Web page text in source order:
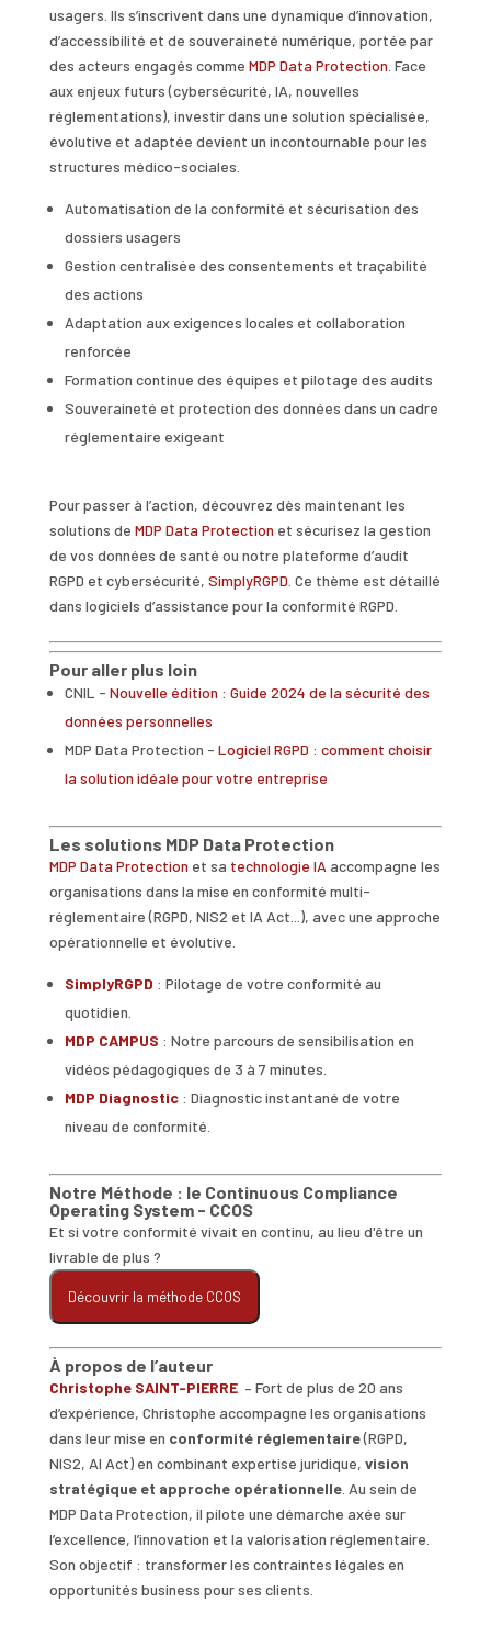
usagers. Ils s’inscrivent dans une dynamique d’innovation,
d’accessibilité et de souveraineté numérique, portée par
des acteurs engagés comme MDP Data Protection . Face
aux enjeux futurs (cybersécurité, IA, nouvelles
réglementations), investir dans une solution spécialisée,
évolutive et adaptée devient un incontournable pour les
structures médico-sociales.
Automatisation de la conformité et sécurisation des
dossiers usagers
Gestion centralisée des consentements et traçabilité
des actions
Adaptation aux exigences locales et collaboration
renforcée
Formation continue des équipes et pilotage des audits
Souveraineté et protection des données dans un cadre
réglementaire exigeant
Pour passer à l’action, découvrez dès maintenant les
solutions de MDP Data Protection et sécurisez la gestion
de vos données de santé ou notre plateforme d’audit
RGPD et cybersécurité, SimplyRGPD . Ce thème est détaillé
dans logiciels d’assistance pour la conformité RGPD.
Pour aller plus loin
CNIL - Nouvelle édition : Guide 2024 de la sécurité des
données personnelles
MDP Data Protection - Logiciel RGPD : comment choisir
la solution idéale pour votre entreprise
Les solutions MDP Data Protection
MDP Data Protection et sa technologie IA accompagne les
organisations dans la mise en conformité multi-
réglementaire (RGPD, NIS2 et IA Act...), avec une approche
opérationnelle et évolutive.
SimplyRGPD : Pilotage de votre conformité au
quotidien.
MDP CAMPUS : Notre parcours de sensibilisation en
vidéos pédagogiques de 3 à 7 minutes.
MDP Diagnostic : Diagnostic instantané de votre
niveau de conformité.
Notre Méthode : le Continuous Compliance
Operating System - CCOS
Et si votre conformité vivait en continu, au lieu d'être un
livrable de plus ?
Découvrir la méthode CCOS
À propos de l’auteur
Christophe SAINT-PIERRE– Fort de plus de 20 ans
d’expérience, Christophe accompagne les organisations
dans leur mise en conformité réglementaire(RGPD,
NIS2, AI Act) en combinant expertise juridique, vision
stratégique et approche opérationnelle. Au sein de
MDP Data Protection, il pilote une démarche axée sur
l’excellence, l’innovation et la valorisation réglementaire.
Son objectif : transformer les contraintes légales en
opportunités business pour ses clients.